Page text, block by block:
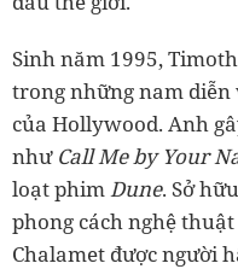
Sinh năm 1995,
trong những nam
của Hollywood. Anh
như Call Me by Your
loạt phimDune. Sở
phong cách nghệ
Chalamet được người